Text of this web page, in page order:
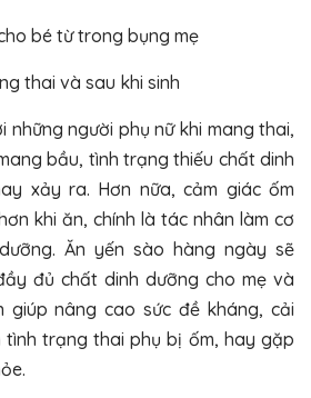
bé từ trong bụng mẹ
thai và sau khi sinh
những người phụ nữ khi mang thai,
bầu, tình trạng thiếu chất dinh
xảy ra. Hơn nữa, cảm giác ốm
khi ăn, chính là tác nhân làm cơ
Ăn yến sào hàng ngày sẽ
đủ chất dinh dưỡng cho mẹ và
giúp nâng cao sức đề kháng, cải
tình trạng thai phụ bị ốm, hay gặp